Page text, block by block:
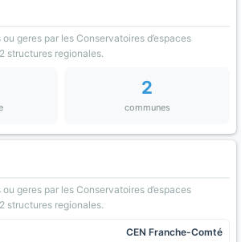
geres par les Conservatoires d’espaces
structures regionales.
2
communes
geres par les Conservatoires d’espaces
structures regionales.
CEN Franche-Comté